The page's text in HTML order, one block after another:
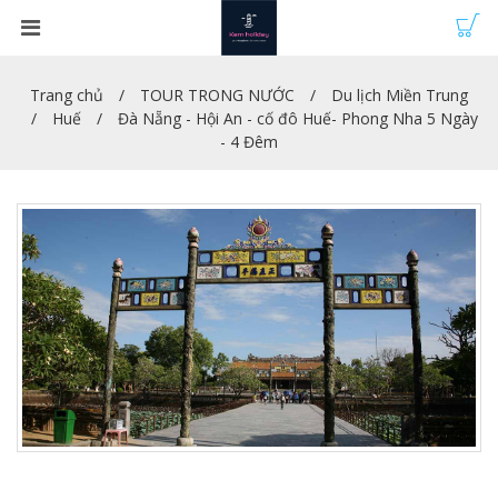
Trang chủ TOUR TRONG NƯỚC
Du lịch Miền Trung
Huế
Đà Nẵng - Hội An - cố đô Huế- Phong Nha 5 Ngày
- 4 Đêm